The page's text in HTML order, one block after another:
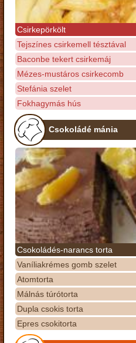
Csirkepörkölt
Tejszínes csirkemell tésztával
Baconbe tekert csirkemáj
Mézes-mustáros csirkecomb
Stefánia szelet
Fokhagymás hús
Csokoládé mánia
Csokoládés-narancs torta
Vaníliakrémes gomb szelet
Atomtorta
Málnás túrótorta
Dupla csokis torta
Epres csokitorta